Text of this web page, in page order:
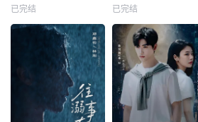
已完结 已完结